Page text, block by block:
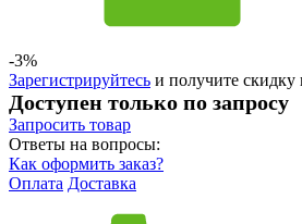
-3%
Зарегистрируйтесь и получите скидку
Доступен только по запросу
Запросить товар
Ответы на вопросы:
Как оформить заказ?
Оплата Доставка